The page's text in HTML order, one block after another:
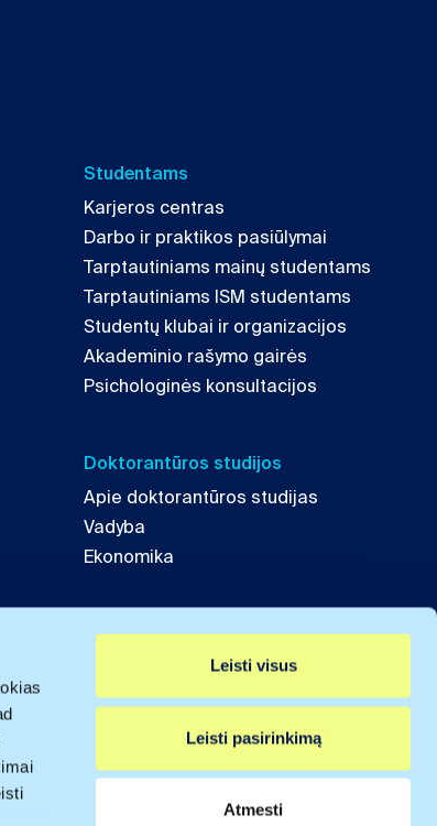
Leisti visus
Leisti pasirinkimą
Atmesti
Studentams
Karjeros centras
Darbo ir praktikos pasiūlymai
Tarptautiniams mainų studentams
Tarptautiniams ISM studentams
Studentų klubai ir organizacijos
Akademinio rašymo gairės
Psichologinės konsultacijos
Doktorantūros studijos
Apie doktorantūros studijas
Vadyba
Ekonomika